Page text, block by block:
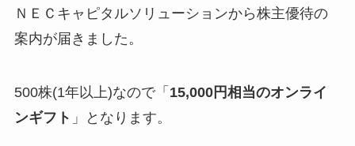
ＮＥＣキャピタルソリューションから株主優待の
案内が届きました。
500株(1年以上)なので「 15,000円相当のオンライ
ンギフト 」となります。